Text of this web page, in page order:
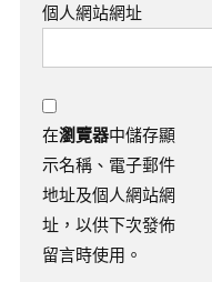
個人網站網址
在瀏覽器中儲存顯
示名稱、電子郵件
地址及個人網站網
址，以供下次發佈
留言時使用。